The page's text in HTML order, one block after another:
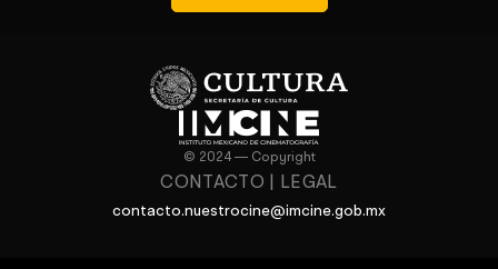
© 2024 — Copyright
CONTACTO LEGAL
contacto.nuestrocine@imcine.gob.mx